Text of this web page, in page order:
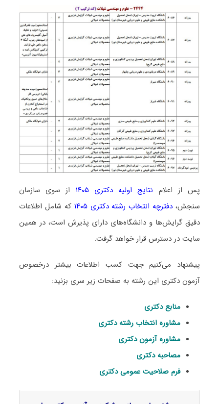
پس از اعلام نتایج اولیه دکتری ۱۴۰۵
از سوی سازمان
سنجش، دفترچه انتخاب رشته دکتری ۱۴۰۵
که شامل اطلاعات
دقیق گرایش‌ها و دانشگاه‌های دارای پذیرش است، در همین
سایت در دسترس قرار خواهد گرفت.
پیشنهاد می‌کنیم جهت کسب اطلاعات بیشتر درخصوص
آزمون دکتری این رشته به صفحات زیر سری بزنید:
منابع دکتری
مشاوره انتخاب رشته دکتری
مشاوره آزمون دکتری
مصاحبه دکتری
فرم صلاحیت عمومی دکتری